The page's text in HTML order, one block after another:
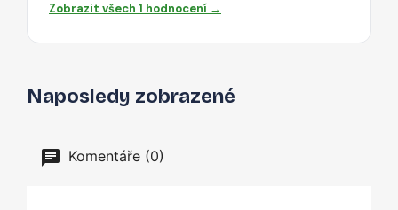
Zobrazit všech 1 hodnocení →
Naposledy zobrazené
Komentáře (0)